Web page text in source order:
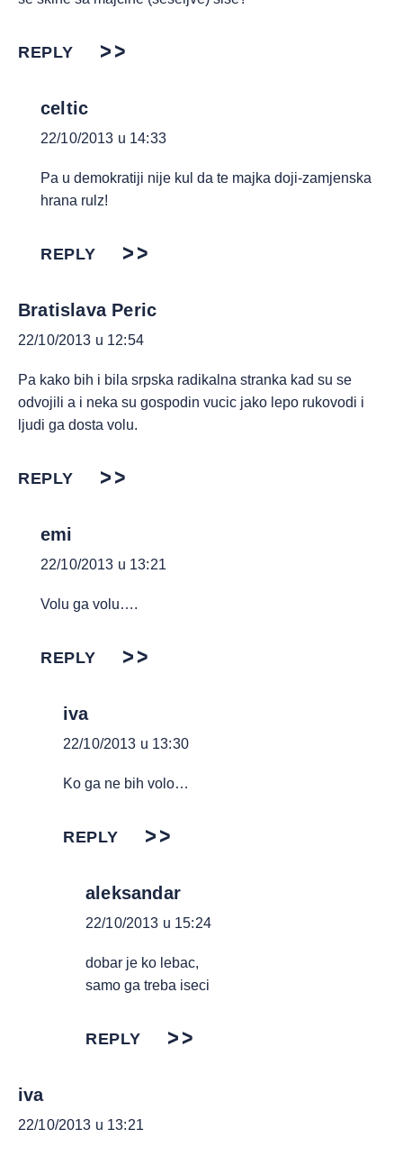
REPLY
celtic
22/10/2013 u 14:33
Pa u demokratiji nije kul da te majka doji-zamjenska
hrana rulz!
REPLY
Bratislava Peric
22/10/2013 u 12:54
Pa kako bih i bila srpska radikalna stranka kad su se
odvojili a i neka su gospodin vucic jako lepo rukovodi i
ljudi ga dosta volu.
REPLY
emi
22/10/2013 u 13:21
Volu ga volu….
REPLY
iva
22/10/2013 u 13:30
Ko ga ne bih volo…
REPLY
aleksandar
22/10/2013 u 15:24
dobar je ko lebac,
samo ga treba iseci
REPLY
iva
22/10/2013 u 13:21